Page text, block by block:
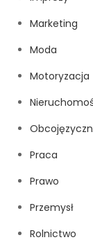
Marketing
Moda
Motoryzacja
Praca
Prawo
Przemysł
Rolnictwo